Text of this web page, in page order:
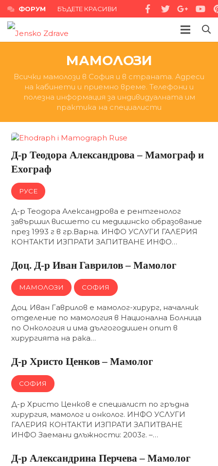
ФОРУМ БЪДЕТЕ КРАСИВИ
МАМОЛОЗИ
Всички мамолози в София и в страната. Адреси
на кабинети и приемно време. Телефони и
полезна информация за индивидуалната им
практика на специалисти
Д-р Теодора Александрова – Мамограф и
Ехограф
РУСЕ
Д-р Теодора Александрова е рентгенолог
завършил висшето си медицинско образование
през 1993 г в гр.Варна. ИНФО УСЛУГИ ГАЛЕРИЯ
КОНТАКТИ ИЗПРАТИ ЗАПИТВАНЕ ИНФО…
Доц. Д-р Иван Гаврилов – Мамолог
МАМОЛОЗИ СОФИЯ
Доц. Иван Гаврилов е мамолог-хирург, началник
отделение по мамология в Национална Болница
по Онкология и има дългогодишен опит в
хирургията на рака…
Д-р Христо Ценков – Мамолог
СОФИЯ
Д-р Христо Ценков е специалист по гръдна
хирургия, мамолог и онколог. ИНФО УСЛУГИ
ГАЛЕРИЯ КОНТАКТИ ИЗПРАТИ ЗАПИТВАНЕ
ИНФО Заемани длъжности: 2003г. –…
Д-р Александрина Перчева – Мамолог